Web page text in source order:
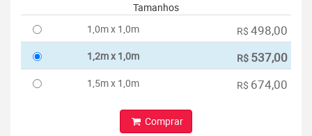
Tamanhos
1,0m x 1,0m
R$ 498,00
1,2m x 1,0m R$ 537,00
1,5m x 1,0m R$ 674,00
Comprar